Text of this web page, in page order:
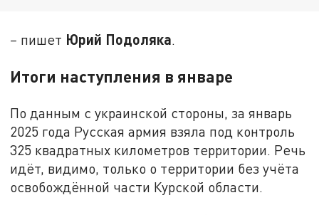
– пишет Юрий Подоляка.
Итоги наступления в январе
По данным с украинской стороны, за январь
2025 года Русская армия взяла под контроль
325 квадратных километров территории. Речь
идёт, видимо, только о территории без учёта
освобождённой части Курской области.